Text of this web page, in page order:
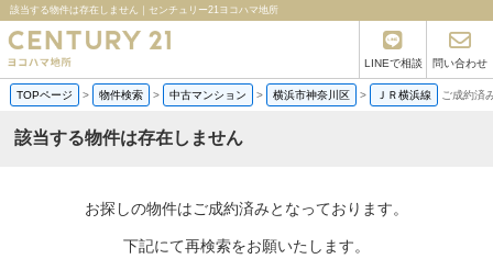
該当する物件は存在しません｜センチュリー21ヨコハマ地所
LINEで相談 問い合わせ
TOPページ > 物件検索 > 中古マンション > 横浜市神奈川区 > ＪＲ横浜線 ご成約済
該当する物件は存在しません
お探しの物件はご成約済みとなっております。
下記にて再検索をお願いたします。